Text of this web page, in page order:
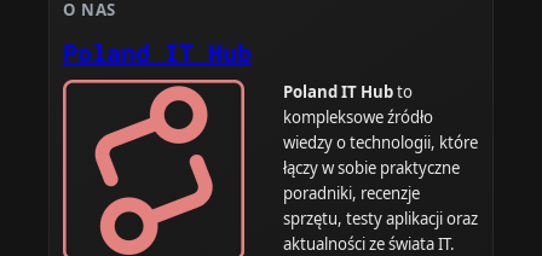
O NAS
Poland IT Hub
Poland IT Hubto
kompleksowe źródło
wiedzy o technologii, które
łączy w sobie praktyczne
poradniki, recenzje
sprzętu, testy aplikacji oraz
aktualności ze świata IT.